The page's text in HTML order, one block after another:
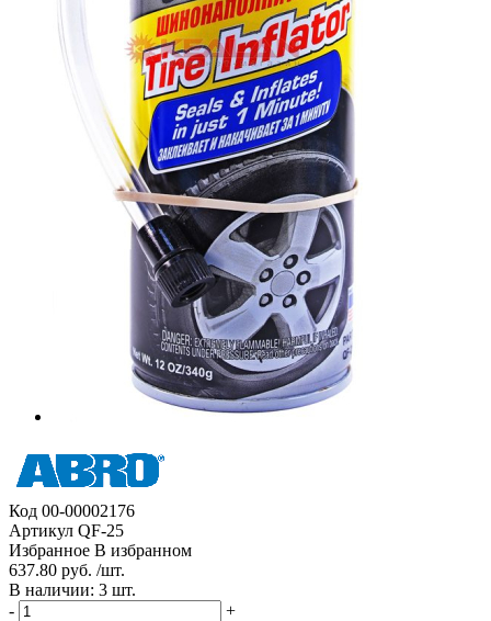
Код 00-00002176
Артикул QF-25
Избранное В избранном
637.80 руб. /шт.
В наличии: 3 шт.
-
+